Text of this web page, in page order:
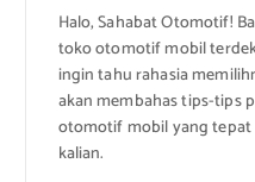
Halo, Sahabat Otomotif!
toko otomotif mobil
ingin tahu rahasia
akan membahas tips-tips
otomotif mobil yang
kalian.